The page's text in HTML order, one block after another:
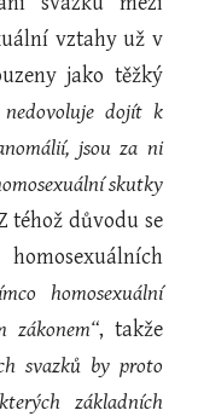
vztahy už v
jako těžký
nedovoluje dojít k
jsou za ni
skutky
téhož důvodu se
homosexuální
zákonem“, takže
svazků by proto
základních